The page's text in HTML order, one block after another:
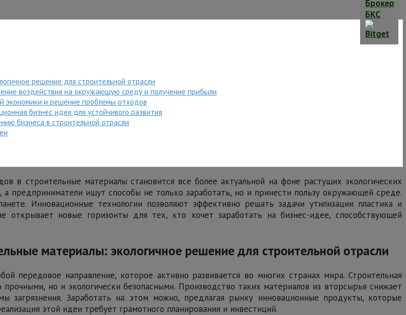
решение для строительной отрасли
воздействия на окружающую среду и получение прибыли
экономики и решение проблемы отходов
бизнес идея для устойчивого развития
бизнеса в строительной отрасли
в строительные материалы становится все более актуальной на фоне растущих экологических
предприниматели ищут способы не только заработать, но и принести пользу окружающей среде.
Инновационные технологии позволяют эффективно решать задачи утилизации пластика и
открывает новые горизонты для тех, кто хочет заработать на бизнес-идее, способствующей
материалы: экологичное решение для строительной отрасли
передовое направление, которое активно развивается во многих странах мира. Строительная
но и экологически безопасными. Производство таких материалов из вторсырья снижает
загрязнения. Заработать на этом можно, предлагая рынку инновационные продукты, которые
этой идеи требует грамотного планирования и инвестиций.